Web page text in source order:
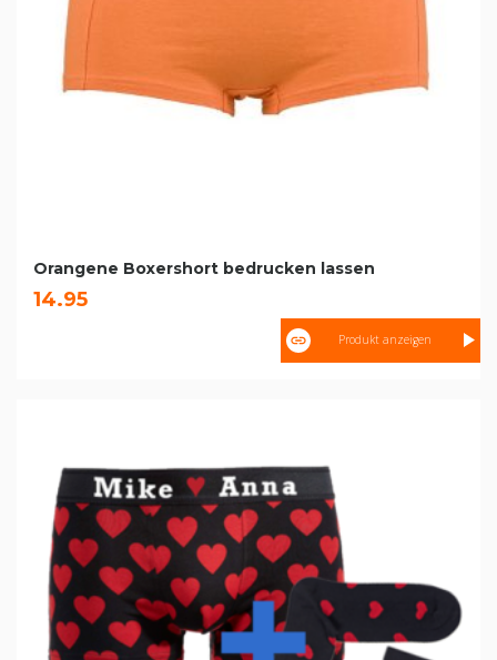
Orangene Boxershort bedrucken lassen
14.95
Produkt anzeigen